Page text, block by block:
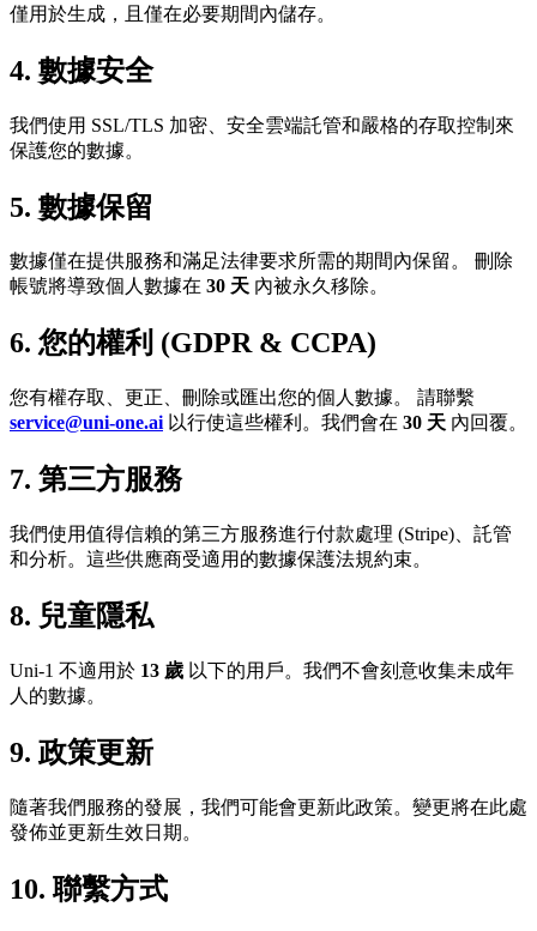
僅用於生成，且僅在必要期間內儲存。
4. 數據安全
我們使用 SSL/TLS 加密、安全雲端託管和嚴格的存取控制來
保護您的數據。
5. 數據保留
數據僅在提供服務和滿足法律要求所需的期間內保留。 刪除
帳號將導致個人數據在 30 天 內被永久移除。
6. 您的權利 (GDPR & CCPA)
您有權存取、更正、刪除或匯出您的個人數據。 請聯繫
service@uni-one.ai 以行使這些權利。我們會在 30 天 內回覆。
7. 第三方服務
我們使用值得信賴的第三方服務進行付款處理 (Stripe)、託管
和分析。這些供應商受適用的數據保護法規約束。
8. 兒童隱私
Uni-1 不適用於 13 歲 以下的用戶。我們不會刻意收集未成年
人的數據。
9. 政策更新
隨著我們服務的發展，我們可能會更新此政策。變更將在此處
發佈並更新生效日期。
10. 聯繫方式